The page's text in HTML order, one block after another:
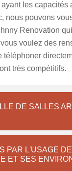
les capacités
nous pouvons
Renovation
voulez des
très compétitifs.
DE SALLES
PAR L'USAGE
ET SES